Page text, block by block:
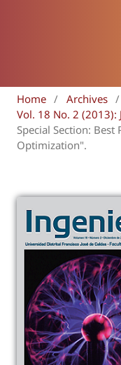
Home / Archives /
Vol. 18 No. 2 (2013):
Special Section:
Optimization".